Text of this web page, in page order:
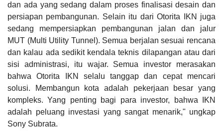
dan ada yang sedang dalam proses finalisasi desain dan
persiapan pembangunan. Selain itu dari Otorita IKN juga
sedang mempersiapkan pembangunan jalan dan jalur
MUT (Multi Utility Tunnel). Semua berjalan sesuai rencana
dan kalau ada sedikit kendala teknis dilapangan atau dari
sisi administrasi, itu wajar. Semua investor merasakan
bahwa Otorita IKN selalu tanggap dan cepat mencari
solusi. Membangun kota adalah pekerjaan besar yang
kompleks. Yang penting bagi para investor, bahwa IKN
adalah peluang investasi yang sangat menarik," ungkap
Sony Subrata.